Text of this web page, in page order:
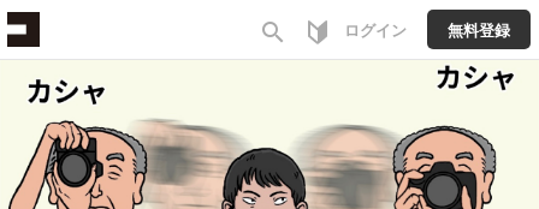
search ログイン 無料登録